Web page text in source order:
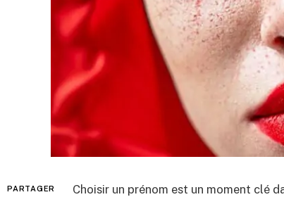
PARTAGER
Choisir un prénom est un moment clé